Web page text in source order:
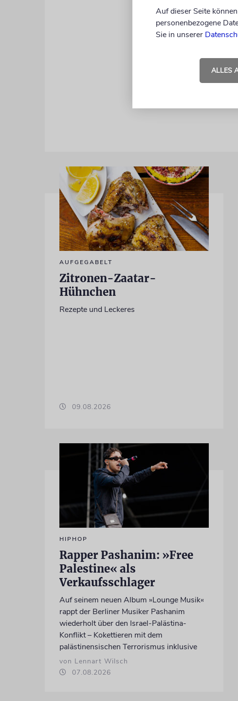
Die Zweigstelle
Schumacher-
Friedhofs
gemeinsam mit
AUFGEGABELT
Zitronen-Zaatar-
Hühnchen
Rezepte und Leckeres
09.08.2026
HIPHOP
Rapper Pashanim: »Free
Palestine« als
Verkaufsschlager
Auf seinem neuen Album »Lounge Musik«
rappt der Berliner Musiker Pashanim
wiederholt über den Israel-Palästina-
Konflikt – Kokettieren mit dem
palästinensischen Terrorismus inklusive
von Lennart Wilsch
07.08.2026
Auf dieser Seite
personenbezogene
Sie in unserer
ALLES